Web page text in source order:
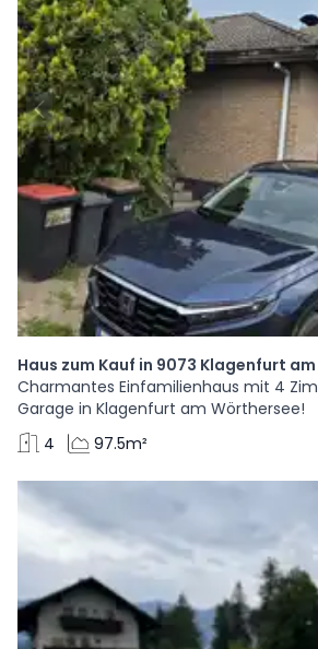
Haus zum Kauf in 9073 Klagenfurt
Charmantes Einfamilienhaus mit 4
Garage in Klagenfurt am Wörthersee!
4
97.5m²